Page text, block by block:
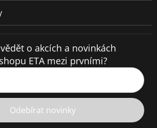
o akcích a novinkách
ETA mezi prvními?
Odebírat novinky